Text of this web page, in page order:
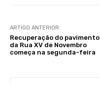
ARTIGO ANTERIOR
Recuperação do pavimento
da Rua XV de Novembro
começa na segunda-feira